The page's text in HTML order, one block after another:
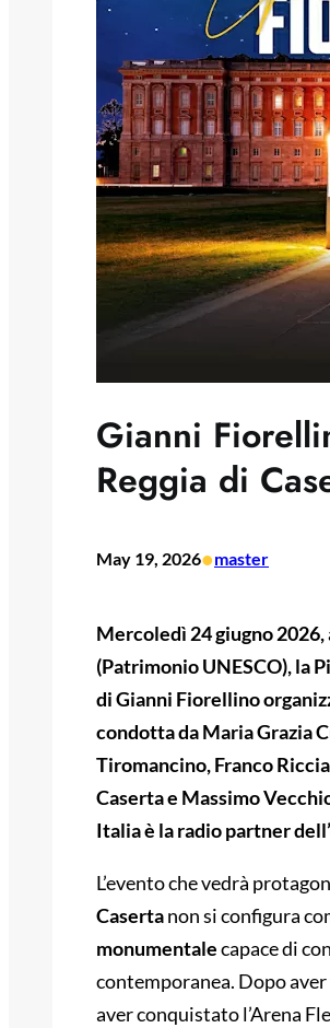
Gianni
Reggia di
May 19, 2026•master
Mercoledì 24 giugno
(Patrimonio UNESCO), la
di Gianni Fiorellino
condotta da Maria Grazia
Tiromancino, Franco
Caserta e Massimo
Italia è la radio partner
L’evento che vedrà
Casertanon si configura
monumentalecapace di
contemporanea. Dopo
aver conquistato l’Arena